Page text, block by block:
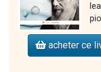
acheter ce